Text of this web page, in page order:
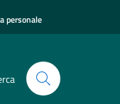
personale